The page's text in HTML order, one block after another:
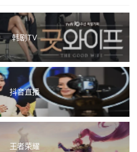
韩剧TV
抖音直播
王者荣耀